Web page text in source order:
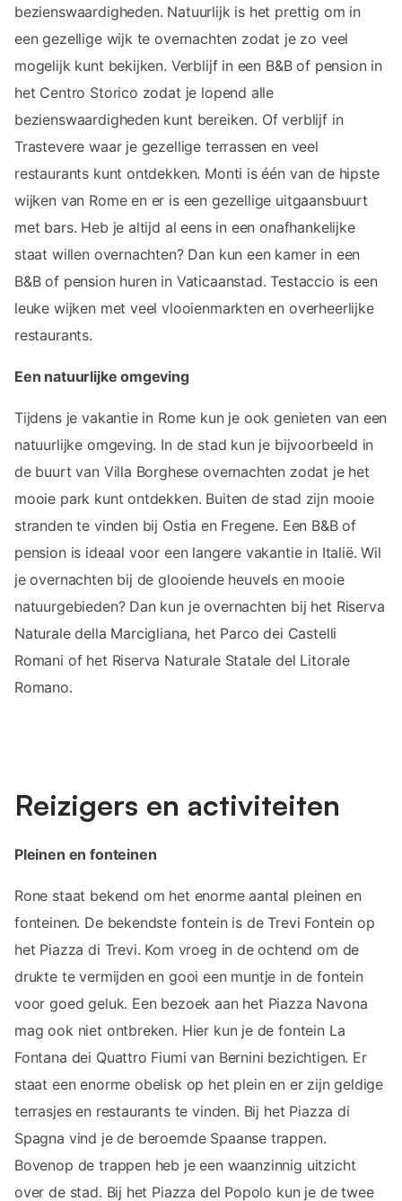
bezienswaardigheden. Natuurlijk is het prettig om in
een gezellige wijk te overnachten zodat je zo veel
mogelijk kunt bekijken. Verblijf in een B&B of pension in
het Centro Storico zodat je lopend alle
bezienswaardigheden kunt bereiken. Of verblijf in
Trastevere waar je gezellige terrassen en veel
restaurants kunt ontdekken. Monti is één van de hipste
wijken van Rome en er is een gezellige uitgaansbuurt
met bars. Heb je altijd al eens in een onafhankelijke
staat willen overnachten? Dan kun een kamer in een
B&B of pension huren in Vaticaanstad. Testaccio is een
leuke wijken met veel vlooienmarkten en overheerlijke
restaurants.
Een natuurlijke omgeving
Tijdens je vakantie in Rome kun je ook genieten van een
natuurlijke omgeving. In de stad kun je bijvoorbeeld in
de buurt van Villa Borghese overnachten zodat je het
mooie park kunt ontdekken. Buiten de stad zijn mooie
stranden te vinden bij Ostia en Fregene. Een B&B of
pension is ideaal voor een langere vakantie in Italië. Wil
je overnachten bij de glooiende heuvels en mooie
natuurgebieden? Dan kun je overnachten bij het Riserva
Naturale della Marcigliana, het Parco dei Castelli
Romani of het Riserva Naturale Statale del Litorale
Romano.
Reizigers en activiteiten
Pleinen en fonteinen
Rone staat bekend om het enorme aantal pleinen en
fonteinen. De bekendste fontein is de Trevi Fontein op
het Piazza di Trevi. Kom vroeg in de ochtend om de
drukte te vermijden en gooi een muntje in de fontein
voor goed geluk. Een bezoek aan het Piazza Navona
mag ook niet ontbreken. Hier kun je de fontein La
Fontana dei Quattro Fiumi van Bernini bezichtigen. Er
staat een enorme obelisk op het plein en er zijn geldige
terrasjes en restaurants te vinden. Bij het Piazza di
Spagna vind je de beroemde Spaanse trappen.
Bovenop de trappen heb je een waanzinnig uitzicht
over de stad. Bij het Piazza del Popolo kun je de twee